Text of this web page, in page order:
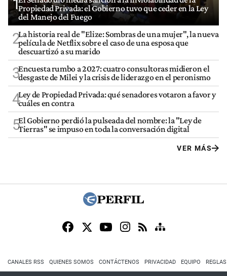
1Propiedad Privada: el Gobierno tuvo que ceder en la Ley
del Manejo del Fuego
2La historia real de "Elize: Sombras de una mujer", la nueva
película de Netflix sobre el caso de una esposa que
descuartizó a su marido
3Encuesta rumbo a 2027: cuatro consultoras midieron el
desgaste de Milei y la crisis de liderazgo en el peronismo
4Ley de Propiedad Privada: qué senadores votaron a favor y
cuáles en contra
5El Gobierno perdió la pulseada del nombre: la "Ley de
Tierras" se impuso en toda la conversación digital
VER MÁS
CANALES RSS QUIENES SOMOS CONTÁCTENOS PRIVACIDAD EQUIPO